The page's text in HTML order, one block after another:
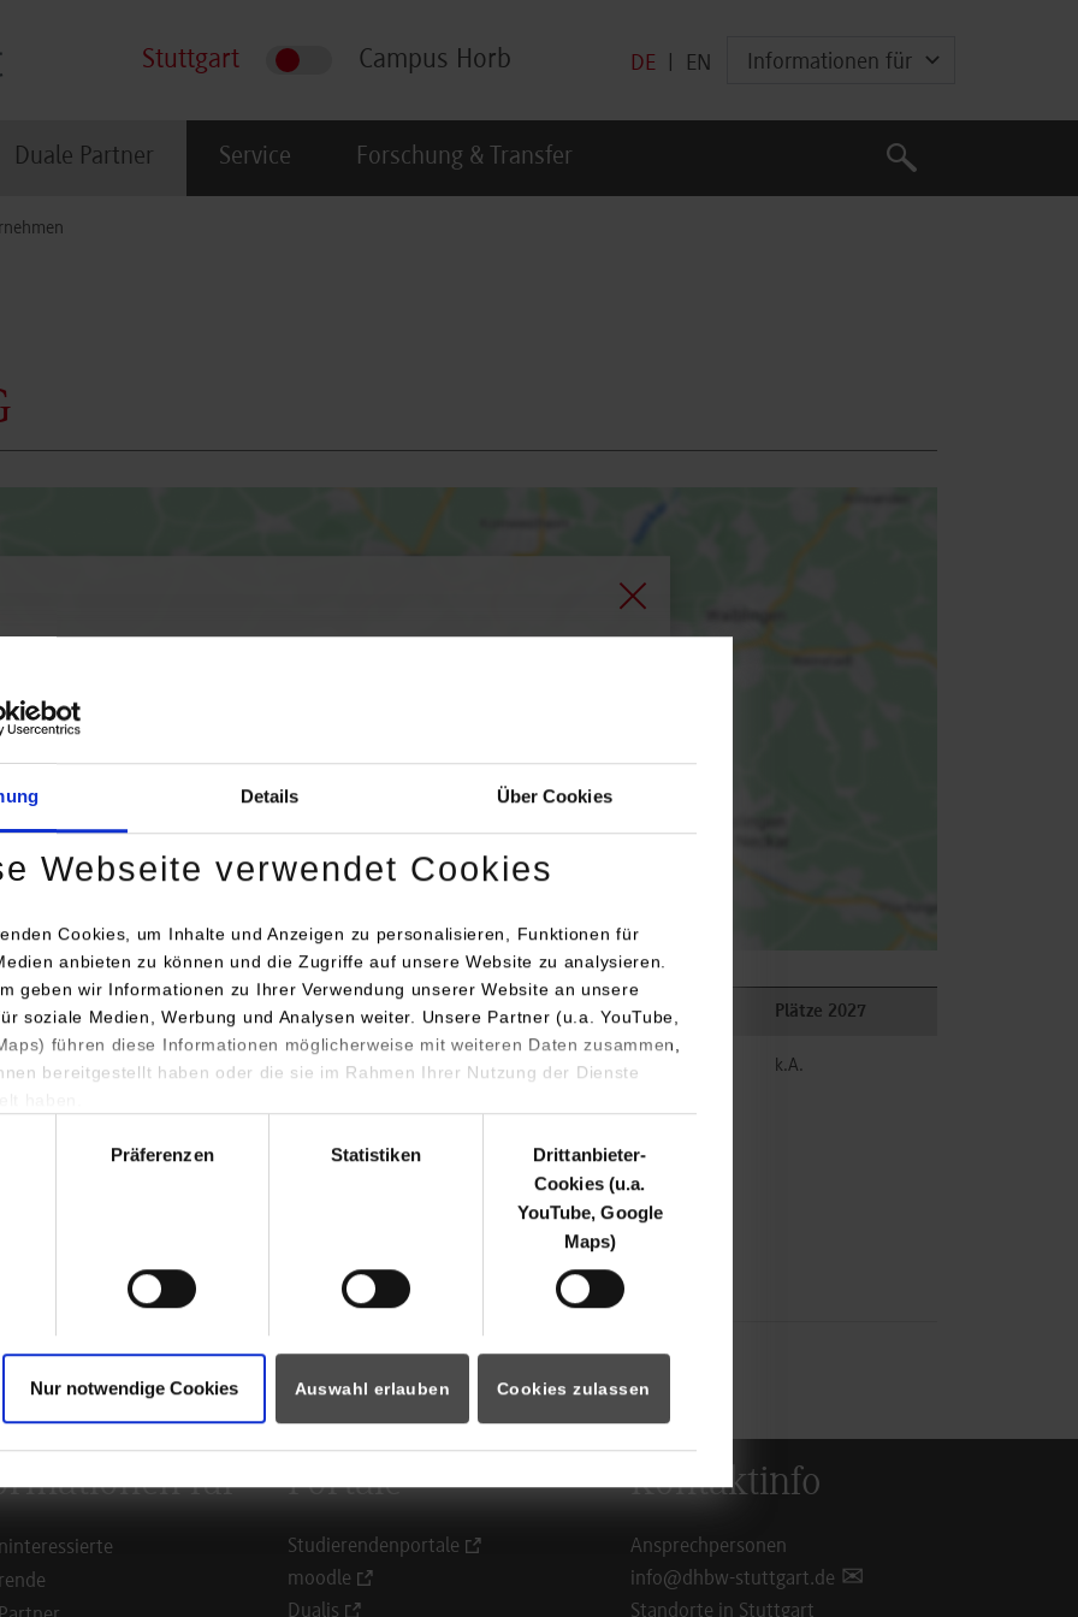
Details Über Cookies
Webseite verwendet Cookies
Cookies, um Inhalte und Anzeigen zu personalisieren, Funktionen für
anbieten zu können und die Zugriffe auf unsere Website zu analysieren.
geben wir Informationen zu Ihrer Verwendung unserer Website an unsere
soziale Medien, Werbung und Analysen weiter. Unsere Partner (u.a. YouTube,
führen diese Informationen möglicherweise mit weiteren Daten zusammen,
bereitgestellt haben oder die sie im Rahmen Ihrer Nutzung der Dienste
Präferenzen Statistiken
Drittanbieter-
Cookies (u.a.
YouTube, Google
Maps)
Nur notwendige Cookies Auswahl erlauben Cookies zulassen
Stuttgart Campus Horb DE EN Informationen für
Duale Partner Service Forschung & Transfer
Suche
Suche
Anschrift / Ansprechperson Bemerkungen Plätze 2026 Plätze 2027
Wilhelm Gienger KG
ausbildung@gienger.de
frei k.A.
für Portale
Studierendenportale
moodle
Dualis
Kontaktinfo
Ansprechpersonen
info@dhbw-stuttgart.de
Standorte in Stuttgart